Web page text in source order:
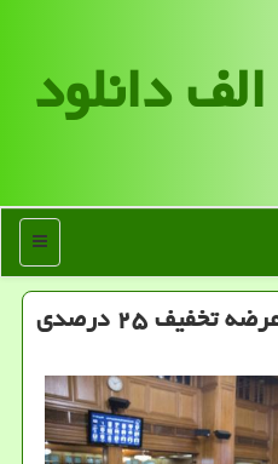
الف دانلود
منو
رد پیشنهاد شهرداری بر عرضه تخفیف ۲۵ درصدی